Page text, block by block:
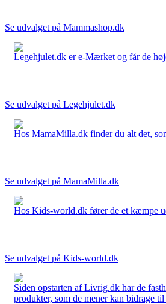
Se udvalget på Mammashop.dk
Legehjulet.dk er e-Mærket og får de
Se udvalget på Legehjulet.dk
Hos MamaMilla.dk finder du alt det,
Se udvalget på MamaMilla.dk
Hos Kids-world.dk fører de et kæmpe
Se udvalget på Kids-world.dk
Siden opstarten af Livrig.dk har de
produkter, som de mener kan bidrage